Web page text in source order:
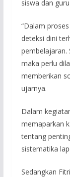
siswa dan
“Dalam
deteksi dini
pembelajaran.
maka perlu
memberikan
ujarnya.
Dalam
memaparkan
tentang
sistematika
Sedangkan